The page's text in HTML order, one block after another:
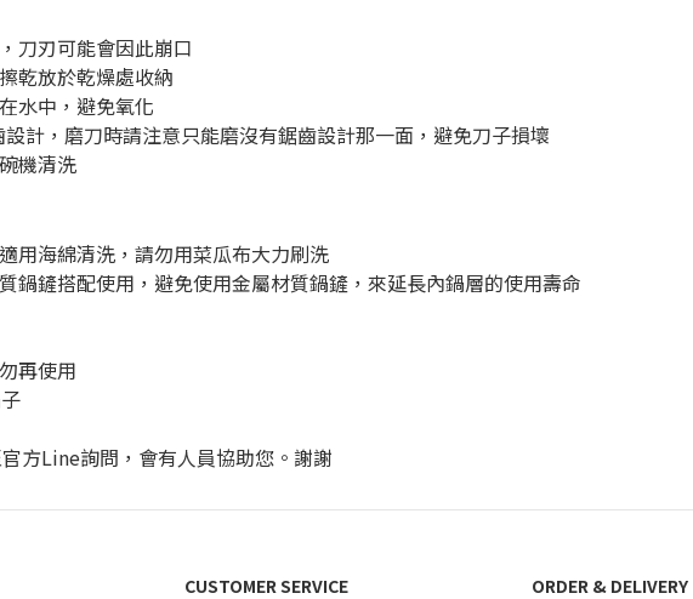
刀刃可能會因此崩口
乾放於乾燥處收納
水中，避免氧化
計，磨刀時請注意只能磨沒有鋸齒設計那一面，避免刀子損壞
機清洗
用海綿清洗，請勿用菜瓜布大力刷洗
鍋鏟搭配使用，避免使用金屬材質鍋鏟，來延長內鍋層的使用壽命
再使用
方Line詢問，會有人員協助您。謝謝
CUSTOMER SERVICE
ORDER & DELIVERY